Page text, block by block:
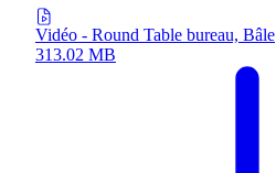
Vidéo - Round Table bureau, Bâle
313.02 MB